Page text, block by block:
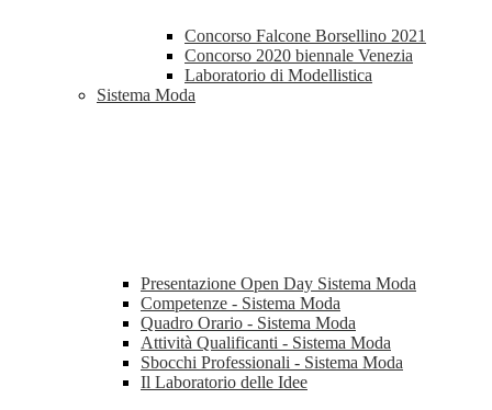
Concorso Falcone Borsellino 2021
Concorso 2020 biennale Venezia
Laboratorio di Modellistica
Sistema Moda
Presentazione Open Day Sistema Moda
Competenze - Sistema Moda
Quadro Orario - Sistema Moda
Attività Qualificanti - Sistema Moda
Sbocchi Professionali - Sistema Moda
Il Laboratorio delle Idee